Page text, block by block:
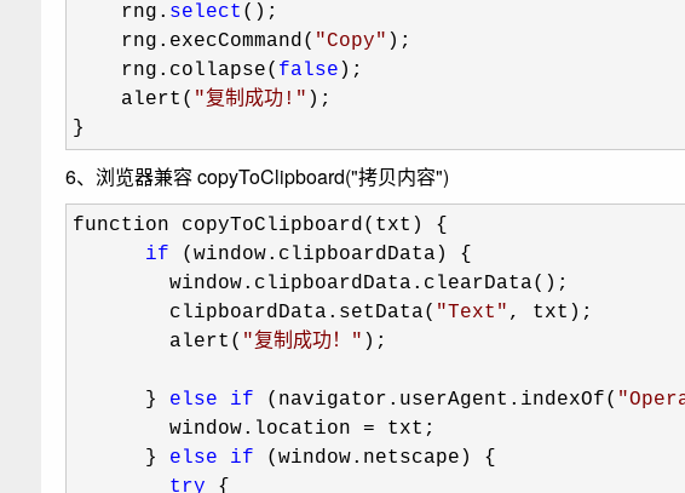
    rng.
select ();
    rng.execCommand(
"Copy" );
    rng.collapse(
false );
    alert(
"复制成功! " );
}
6、浏览器兼容 copyToClipboard("拷贝内容")
function copyToClipboard(txt) {
if (window.clipboardData) {
        window.clipboardData.clearData();
        clipboardData.setData(
"Text " , txt);
        alert(
"复制成功！ " );
      }
else if (navigator.userAgent.indexOf( "
        window.location
= txt;
      }
else if (window.netscape) {
try {